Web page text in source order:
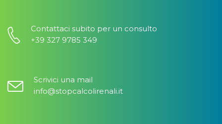
Contattaci subito per un consulto
+39 327 9785 349
Scrivici una mail
info@stopcalcolirenali.it